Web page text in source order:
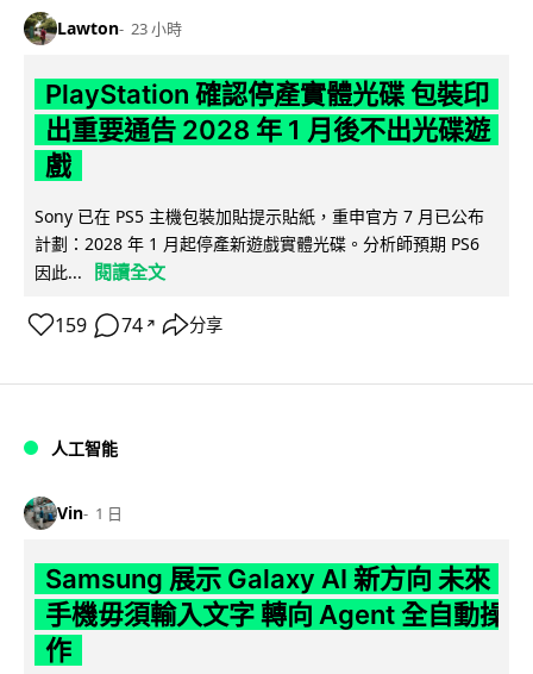
Lawton 23 小時
PlayStation 確認停產實體光碟 包裝印
出重要通告 2028 年 1 月後不出光碟遊
戲
Sony 已在 PS5 主機包裝加貼提示貼紙，重申官方 7 月已公布
計劃：2028 年 1 月起停產新遊戲實體光碟。分析師預期 PS6
因此...
閱讀全文
159 74 ↗ 分享
人工智能
Vin 1 日
Samsung 展示 Galaxy AI 新方向 未來
手機毋須輸入文字 轉向 Agent 全自動操
作